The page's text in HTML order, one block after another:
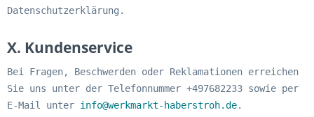
Datenschutzerklärung.
X. Kundenservice
Bei Fragen, Beschwerden oder Reklamationen erreichen
Sie uns unter der Telefonnummer +497682233 sowie per
E-Mail unter info@werkmarkt-haberstroh.de.